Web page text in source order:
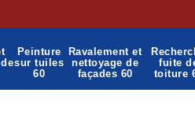
Peinture
sur tuiles
60
Ravalement et
nettoyage de
façades 60
fuite
toiture